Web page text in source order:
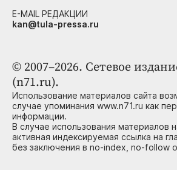
© 2007–2026. Сетевое
(n71.ru).
Использование материалов сайта
случае упоминания www.n71.ru как
информации.
В случае использования материалов
активная индексируемая ссылка на
без заключения в no-index, no-follow
E-MAIL РЕДАКЦИИ
kan@tula-pressa.ru